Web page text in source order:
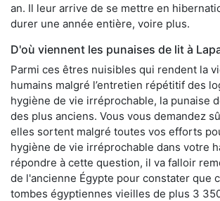
an. Il leur arrive de se mettre en
durer une année entière, voire plus.
D'où viennent les punaises de lit à
Parmi ces êtres nuisibles qui rendent la
humains malgré l’entretien répétitif des
hygiène de vie irréprochable, la punaise
des plus anciens. Vous vous demandez
elles sortent malgré toutes vos efforts
hygiène de vie irréprochable dans votre
répondre à cette question, il va falloir
de l'ancienne Égypte pour constater que
tombes égyptiennes vieilles de plus 3